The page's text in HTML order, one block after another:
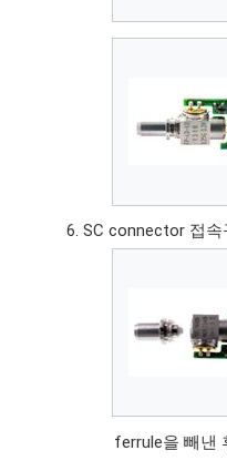
SC connector 접속
ferrule을 빼낸